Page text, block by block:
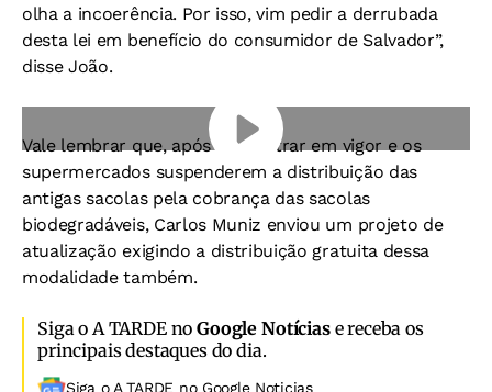
olha a incoerência. Por isso, vim pedir a derrubada
desta lei em benefício do consumidor de Salvador”,
disse João.
Vale lembrar que, após a lei entrar em vigor e os
supermercados suspenderem a distribuição das
antigas sacolas pela cobrança das sacolas
biodegradáveis, Carlos Muniz enviou um projeto de
atualização exigindo a distribuição gratuita dessa
modalidade também.
Siga o A TARDE noGoogle Notíciase receba os
principais destaques do dia.
Siga o A TARDE no Google Noticias